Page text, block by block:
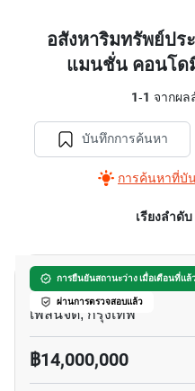
อสังหาริมทรัพย์ป
แมนชั่น คอนโด
1-1 จากผล
บันทึกการค้นหา
การค้นหาที่บั
เรียงลำดับ
การยืนยันสถานะว่าง เมื่อเดือนที่แล้
ผ่านการตรวจสอบแล้ว
ออลซีซั่น แมนชั่น คอ
เพลินจิต, กรุงเทพ
฿14,000,000